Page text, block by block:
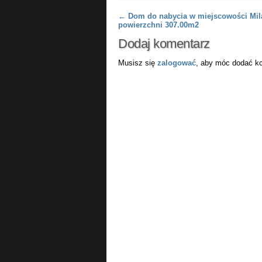
Post navigation
← Dom do nabycia w miejscowości
powierzchni 307.00m2
Dodaj komentarz
Musisz się zalogować, aby móc dodać